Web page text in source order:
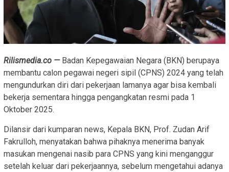
Rilismedia.co —Badan Kepegawaian Negara (BKN) berupaya
membantu calon pegawai negeri sipil (CPNS) 2024 yang telah
mengundurkan diri dari pekerjaan lamanya agar bisa kembali
bekerja sementara hingga pengangkatan resmi pada 1
Oktober 2025.
Dilansir dari kumparan news, Kepala BKN, Prof. Zudan Arif
Fakrulloh, menyatakan bahwa pihaknya menerima banyak
masukan mengenai nasib para CPNS yang kini menganggur
setelah keluar dari pekerjaannya, sebelum mengetahui adanya